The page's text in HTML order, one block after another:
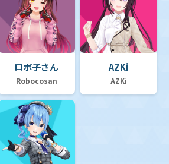
ロボ子さん
Robocosan
AZKi
AZKi